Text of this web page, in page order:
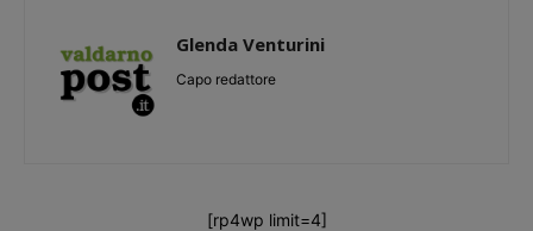
Glenda Venturini
Capo redattore
[rp4wp limit=4]